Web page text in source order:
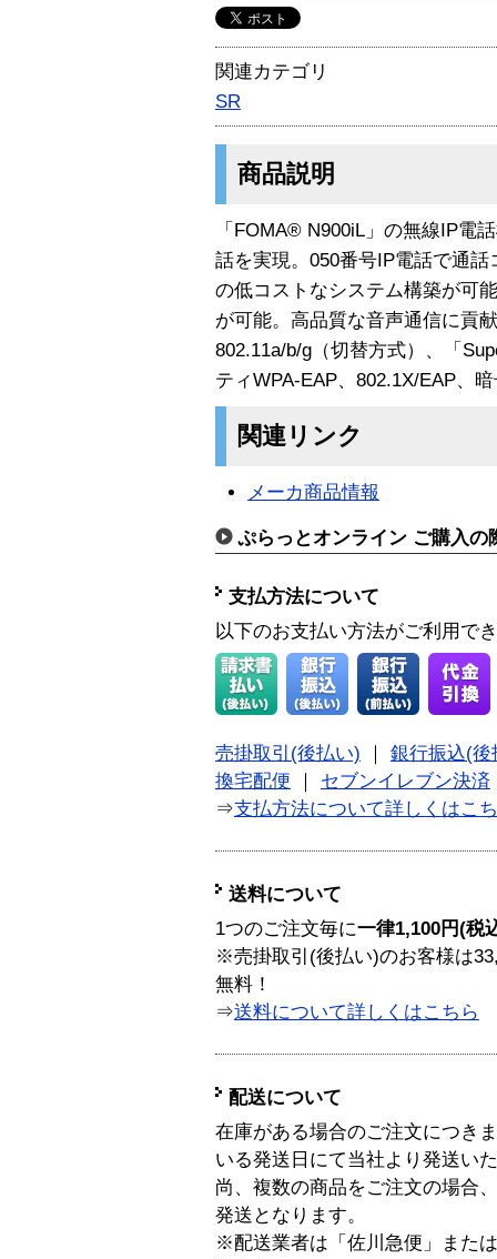
関連カテゴリ
SR
商品説明
「FOMA® N900iL」の無線IP電
話を実現。050番号IP電話で通
の低コストなシステム構築が可
が可能。高品質な音声通信に貢
802.11a/b/g（切替方式）、「
ティWPA-EAP、802.1X/EAP、
関連リンク
メーカ商品情報
ぷらっとオンライン ご購入の
支払方法について
以下のお支払い方法がご利用で
売掛取引(後払い)
銀行振込(後
換宅配便
セブンイレブン決済
⇒支払方法について詳しくはこ
送料について
1つのご注文毎に一律1,100円(税
※売掛取引(後払い)のお客様は
無料！
⇒送料について詳しくはこちら
配送について
在庫がある場合のご注文につき
いる発送日にて当社より発送い
尚、複数の商品をご注文の場合
発送となります。
※配送業者は「佐川急便」また